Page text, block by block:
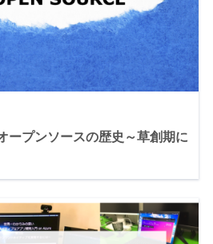
ープンソースの歴史～草創期に